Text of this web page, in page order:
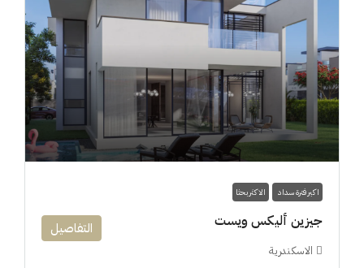
اكبر فترة سداد الاكثر بحثا
جيزين أليكس ويست
الاسكندرية
التفاصيل